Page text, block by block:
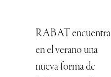
RABAT encuentra
en el verano una
nueva forma de